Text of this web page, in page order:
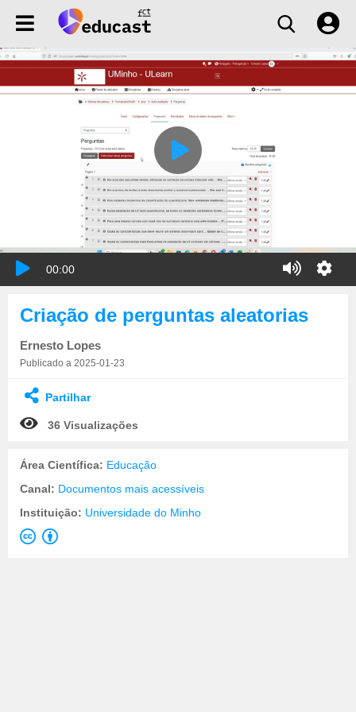
00:00
Criação de perguntas aleatorias
Ernesto Lopes
Publicado a 2025-01-23
Partilhar
36 Visualizações
Área Científica: Educação
Canal: Documentos mais acessíveis
Instituição: Universidade do Minho